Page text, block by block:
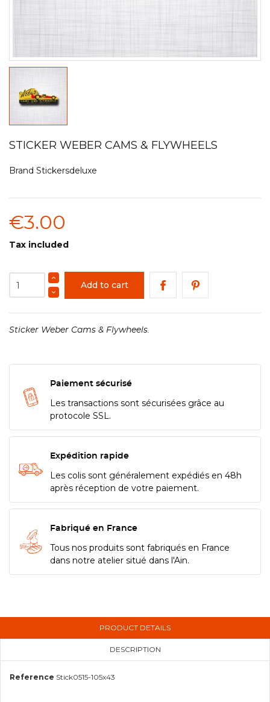
STICKER WEBER CAMS & FLYWHEELS
Brand Stickersdeluxe
€3.00
Tax included
Add to cart
Sticker Weber Cams & Flywheels.
Paiement sécurisé
Les transactions sont sécurisées grâce au
protocole SSL.
Expédition rapide
Les colis sont généralement expédiés en 48h
après réception de votre paiement.
Fabriqué en France
Tous nos produits sont fabriqués en France
dans notre atelier situé dans l'Ain.
PRODUCT DETAILS
DESCRIPTION
Reference Stick0515-105x43